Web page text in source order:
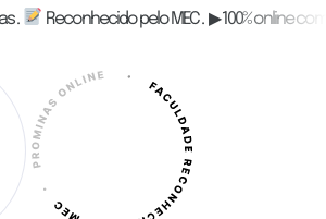
. Reconhecido pelo MEC . ▶ 100% online